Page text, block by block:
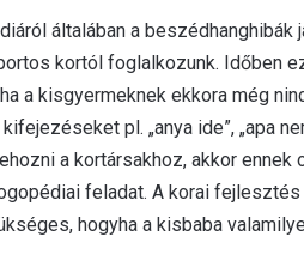
általában a
kortól foglalkozunk. Időben
a kisgyermeknek ekkora még
pl. „anya ide”, „apa
a kortársakhoz, akkor
feladat. A korai
hogyha a kisbaba